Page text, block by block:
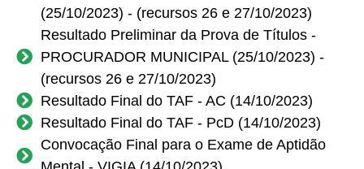
(25/10/2023) - (recursos 26 e 27/10/2023)
Resultado Preliminar da Prova de Títulos -
PROCURADOR MUNICIPAL (25/10/2023) -
(recursos 26 e 27/10/2023)
Resultado Final do TAF - AC (14/10/2023)
Resultado Final do TAF - PcD (14/10/2023)
Convocação Final para o Exame de Aptidão